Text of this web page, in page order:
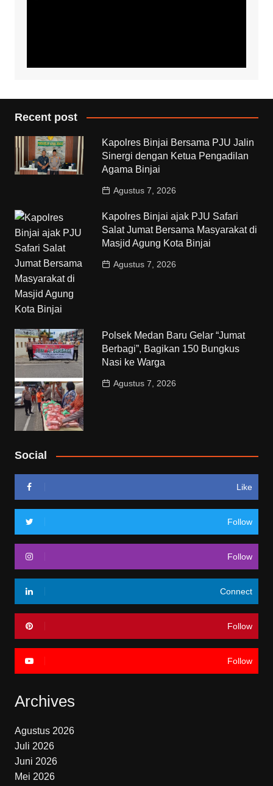
Recent post
Kapolres Binjai Bersama PJU Jalin
Sinergi dengan Ketua Pengadilan
Agama Binjai
Agustus 7, 2026
Kapolres Binjai ajak PJU Safari
Salat Jumat Bersama Masyarakat di
Masjid Agung Kota Binjai
Agustus 7, 2026
Polsek Medan Baru Gelar “Jumat
Berbagi”, Bagikan 150 Bungkus
Nasi ke Warga
Agustus 7, 2026
Social
Like
Follow
Follow
Connect
Follow
Follow
Archives
Agustus 2026
Juli 2026
Juni 2026
Mei 2026